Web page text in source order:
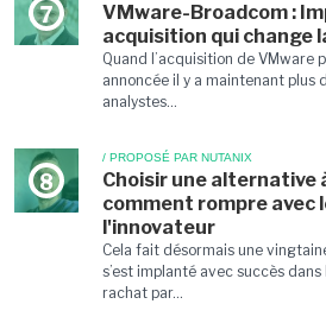
7
VMware-Broadcom :
acquisition qui change
Quand l’acquisition de VMware
annoncée il y a maintenant plus
analystes...
8
/ PROPOSÉ PAR NUTANIX
Choisir une alternative
comment rompre avec
l'innovateur
Cela fait désormais une
s’est implanté avec succès
rachat par...